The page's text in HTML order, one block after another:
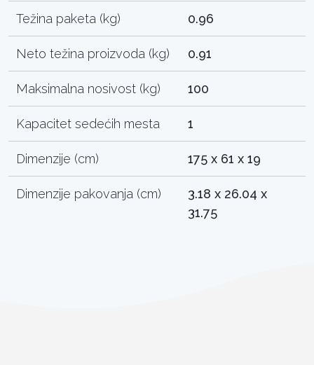
Težina paketa (kg) 0.96
Neto težina proizvoda (kg) 0.91
Maksimalna nosivost (kg) 100
Kapacitet sedećih mesta 1
Dimenzije (cm) 175 x 61 x 19
Dimenzije pakovanja (cm)
3.18 x 26.04 x
31.75